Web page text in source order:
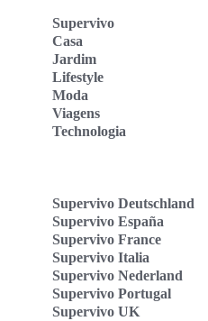
Supervivo
Casa
Jardim
Lifestyle
Moda
Viagens
Technologia
Supervivo Deutschland
Supervivo España
Supervivo France
Supervivo Italia
Supervivo Nederland
Supervivo Portugal
Supervivo UK